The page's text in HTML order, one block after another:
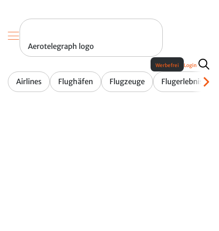
Aerotelegraph logo
Airlines Flughäfen Flugzeuge Flugerlebnis
Werbefrei Login